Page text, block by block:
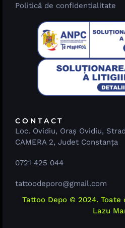
Politică de confidentialitate
CONTACT
Loc. Ovidiu, Oraş Ovidiu,
CAMERA 2, Judet Constanţa​
0721 425 044
tattoodeporo@gmail.com
Tattoo Depo © 2024.
Lazu